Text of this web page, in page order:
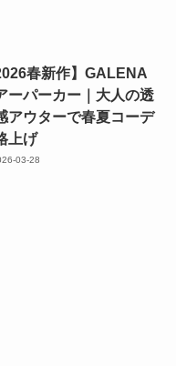
春新作】GALENA
ーパーカー｜大人の透
アウターで春夏コーデ
上げ
03-28